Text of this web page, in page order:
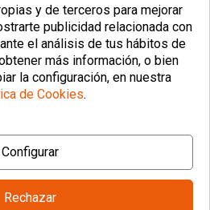
|
de Cookies| Configurar Cookies
Generales
y de terceros para mejorar
publicidad relacionada con
el análisis de tus hábitos de
más información, o bien
la configuración, en nuestra
de Cookies.
Configurar
Rechazar